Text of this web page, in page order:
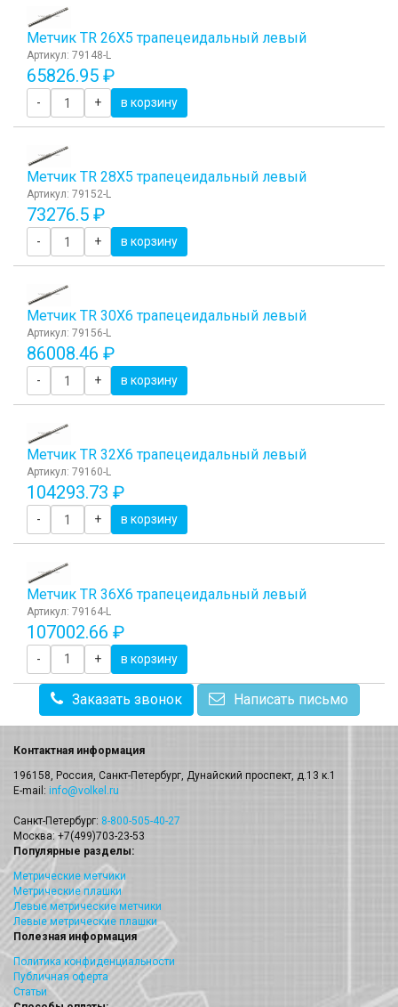
Метчик TR 26Х5 трапецеидальный левый
Артикул: 79148-L
65826.95 ₽
- + в корзину
Метчик TR 28Х5 трапецеидальный левый
Артикул: 79152-L
73276.5 ₽
- + в корзину
Метчик TR 30Х6 трапецеидальный левый
Артикул: 79156-L
86008.46 ₽
- + в корзину
Метчик TR 32Х6 трапецеидальный левый
Артикул: 79160-L
104293.73 ₽
- + в корзину
Метчик TR 36Х6 трапецеидальный левый
Артикул: 79164-L
107002.66 ₽
- + в корзину
Заказать звонок Написать письмо
Контактная информация
196158, Россия, Санкт-Петербург, Дунайский проспект, д.13 к.1
E-mail: info@volkel.ru
Санкт-Петербург: 8-800-505-40-27
Москва: +7(499)703-23-53
Популярные разделы:
Метрические метчики
Метрические плашки
Левые метрические метчики
Левые метрические плашки
Полезная информация
Политика конфиденциальности
Публичная оферта
Статьи